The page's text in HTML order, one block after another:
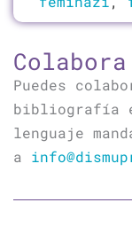
Colabora
Puedes
bibliografía
lenguaje
a